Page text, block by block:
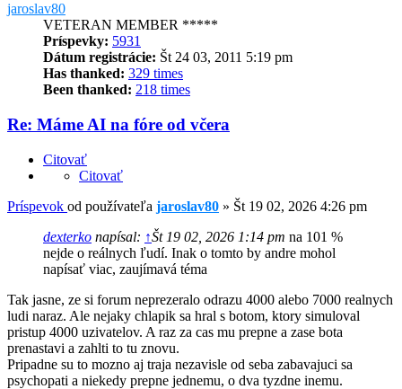
jaroslav80
VETERAN MEMBER *****
Príspevky: 5931
Dátum registrácie: Št 24 03, 2011 5:19 pm
Has thanked: 329 times
Been thanked: 218 times
Re: Máme AI na fóre od včera
Citovať
Citovať
Príspevok od používateľa jaroslav80 » Št 19 02, 2026 4:26 pm
dexterko napísal: ↑Št 19 02, 2026 1:14 pm na 101 %
nejde o reálnych ľudí. Inak o tomto by andre mohol
napísať viac, zaujímavá téma
Tak jasne, ze si forum neprezeralo odrazu 4000 alebo 7000 realnych
ludi naraz. Ale nejaky chlapik sa hral s botom, ktory simuloval
pristup 4000 uzivatelov. A raz za cas mu prepne a zase bota
prenastavi a zahlti to tu znovu.
Pripadne su to mozno aj traja nezavisle od seba zabavajuci sa
psychopati a niekedy prepne jednemu, o dva tyzdne inemu.